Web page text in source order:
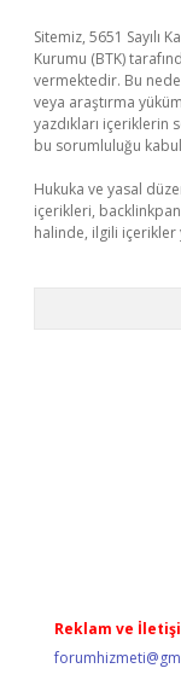
Sitemiz, 5651 Sayılı
Kurumu (BTK)
vermektedir. Bu
veya araştırma
yazdıkları içeriklerin
bu sorumluluğu
Hukuka ve yasal
içerikleri,
halinde, ilgili içerikler
Reklam ve